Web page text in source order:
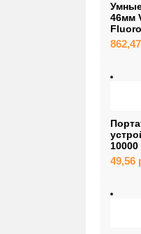
46мм
862,47
49,56